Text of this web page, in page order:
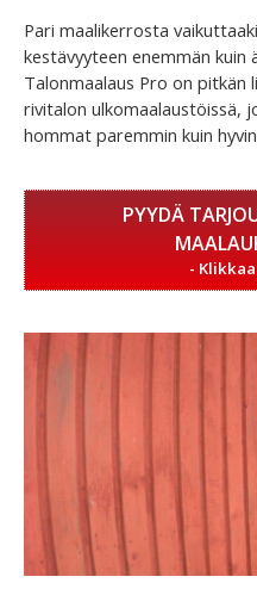
Pari maalikerrosta
kestävyyteen enemmän kuin
Talonmaalaus Pro on pitkän
rivitalon ulkomaalaustöissä,
hommat paremmin kuin
PYYDÄ